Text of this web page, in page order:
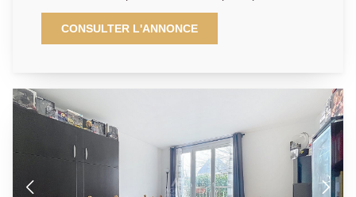
Cloud, T2 et M10) et des commodités, appartement
situé au calme et sans vis-à -vis, fonctionnel avec
rangements se compose d'une entrée, d'un grand
4.28m²et de toilettes séparées. Un cave complète ce
bien. Possibilité d'acquéreur un garage fermé en sus
du prix pour 25000€.
CONSULTER L'ANNONCE